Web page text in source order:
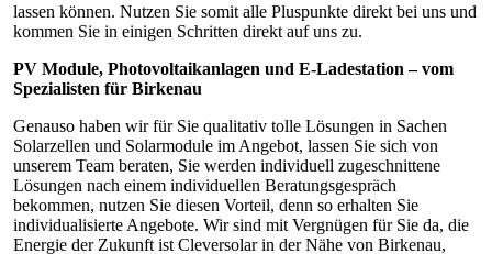
lassen können. Nutzen Sie somit alle Pluspunkte direkt bei uns und
kommen Sie in einigen Schritten direkt auf uns zu.
PV Module, Photovoltaikanlagen und E-Ladestation – vom
Spezialisten für Birkenau
Genauso haben wir für Sie qualitativ tolle Lösungen in Sachen
Solarzellen und Solarmodule im Angebot, lassen Sie sich von
unserem Team beraten, Sie werden individuell zugeschnittene
Lösungen nach einem individuellen Beratungsgespräch
bekommen, nutzen Sie diesen Vorteil, denn so erhalten Sie
individualisierte Angebote. Wir sind mit Vergnügen für Sie da, die
Energie der Zukunft ist Cleversolar in der Nähe von Birkenau,